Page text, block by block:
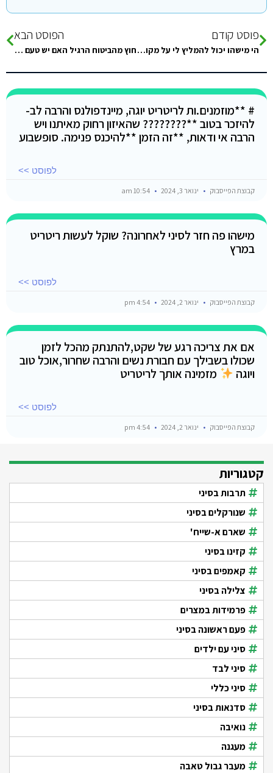
פוסט קודם
הי מישהו יכול להמליץ לי על מקום נקי עם מזגן שמאפשר שהייה עם כלב באזור נויאבה או בירסואוור. תודה
הפוסט הבא
חוץ מהביטוח הרגיל האם יש טעם לעשות גם ביטוח של הקורנה או שזה מיותר לגמרי? אנחנו מחוסנים 3 פעמים
# **מוזמנים.ות לריטריט יוגה, מיינדפולנס והרבה לב-
להיזכר בטוב **???????? שהאיזון רחוק מאיתנו ויש
הרבה אי ודאות, **זה הזמן **להיכנס פנימה. סופשבוע
לפוסט >>
קבוצת הפייסבוק ינואר 3, 2024
מישהו פה חזר לסיני לאחרונה? שוקל לעשות ריטריט
במרץ
לפוסט >>
קבוצת הפייסבוק ינואר 2, 2024
אם את צריכה רגע של שקט,להתנתק מהכל לזמן
שכולו בשבילך עם חבורת נשים והרבה שחרור,אוכל טוב
ויוגה
מזמינה אותך לריטריט
לפוסט >>
קבוצת הפייסבוק ינואר 2, 2024
קטגוריות
תרבות בסיני
שנורקלים בסיני
שארם א-שייח'
קזינו בסיני
קאמפים בסיני
צלילה בסיני
פרמידות במצרים
פעם ראשונה בסיני
סיני עם ילדים
סיני לבד
סיני כללי
סדנאות בסיני
נואיבה
מעגנה
מעבר גבול טאבה